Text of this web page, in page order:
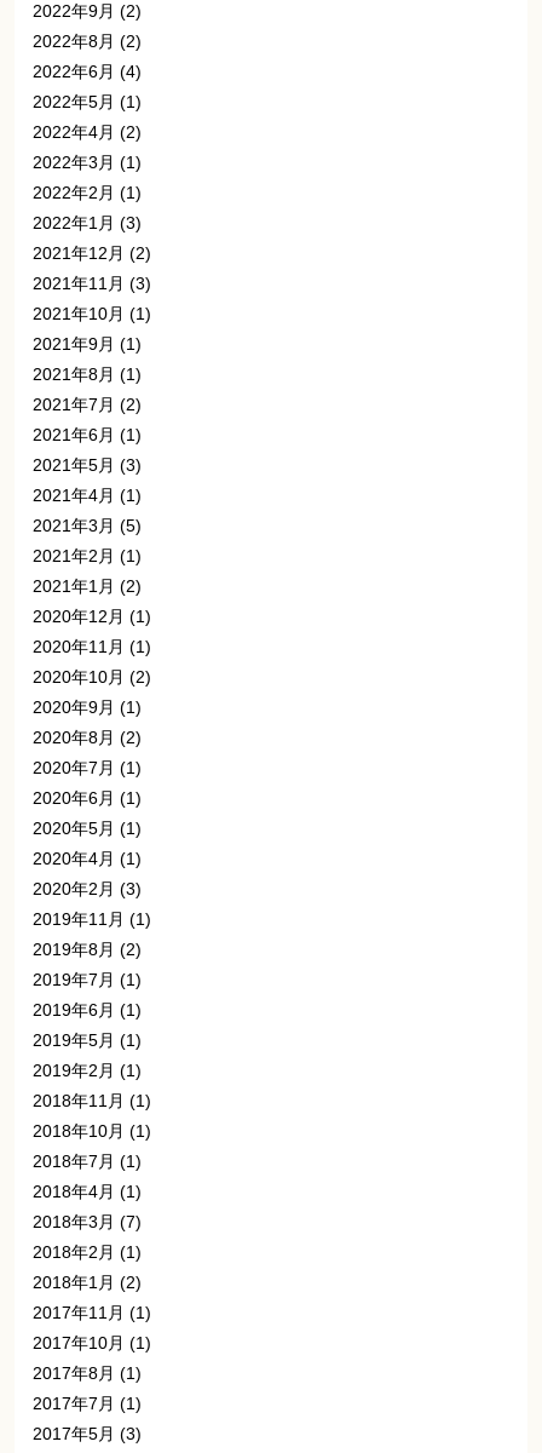
2022年9月 (2)
2022年8月 (2)
2022年6月 (4)
2022年5月 (1)
2022年4月 (2)
2022年3月 (1)
2022年2月 (1)
2022年1月 (3)
2021年12月 (2)
2021年11月 (3)
2021年10月 (1)
2021年9月 (1)
2021年8月 (1)
2021年7月 (2)
2021年6月 (1)
2021年5月 (3)
2021年4月 (1)
2021年3月 (5)
2021年2月 (1)
2021年1月 (2)
2020年12月 (1)
2020年11月 (1)
2020年10月 (2)
2020年9月 (1)
2020年8月 (2)
2020年7月 (1)
2020年6月 (1)
2020年5月 (1)
2020年4月 (1)
2020年2月 (3)
2019年11月 (1)
2019年8月 (2)
2019年7月 (1)
2019年6月 (1)
2019年5月 (1)
2019年2月 (1)
2018年11月 (1)
2018年10月 (1)
2018年7月 (1)
2018年4月 (1)
2018年3月 (7)
2018年2月 (1)
2018年1月 (2)
2017年11月 (1)
2017年10月 (1)
2017年8月 (1)
2017年7月 (1)
2017年5月 (3)